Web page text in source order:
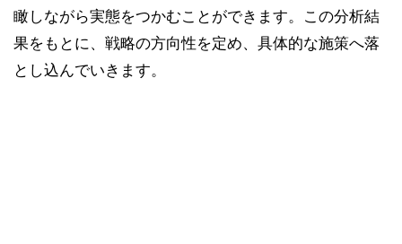
瞰しながら実態をつかむことができます。この分析結
果をもとに、戦略の方向性を定め、具体的な施策へ落
とし込んでいきます。